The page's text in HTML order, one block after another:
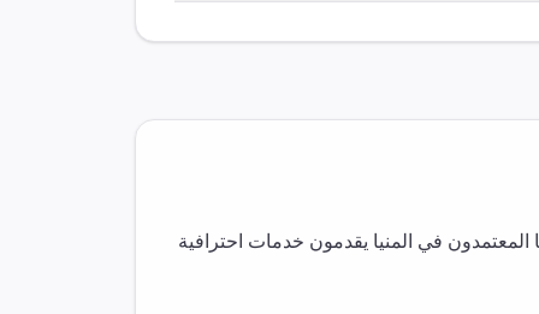
المعتمدون في المنيا يقدمون خدمات احترافية